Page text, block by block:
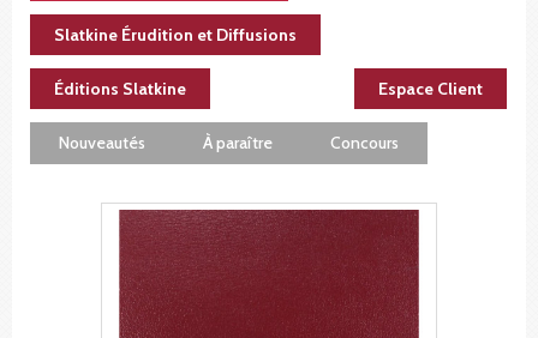
Slatkine Érudition et Diffusions
Éditions Slatkine Espace Client
Nouveautés À paraître Concours